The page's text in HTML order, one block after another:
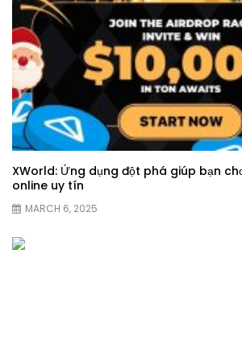
XWorld: Ứng dụng đột phá giúp bạn
online uy tín
MARCH 6, 2025